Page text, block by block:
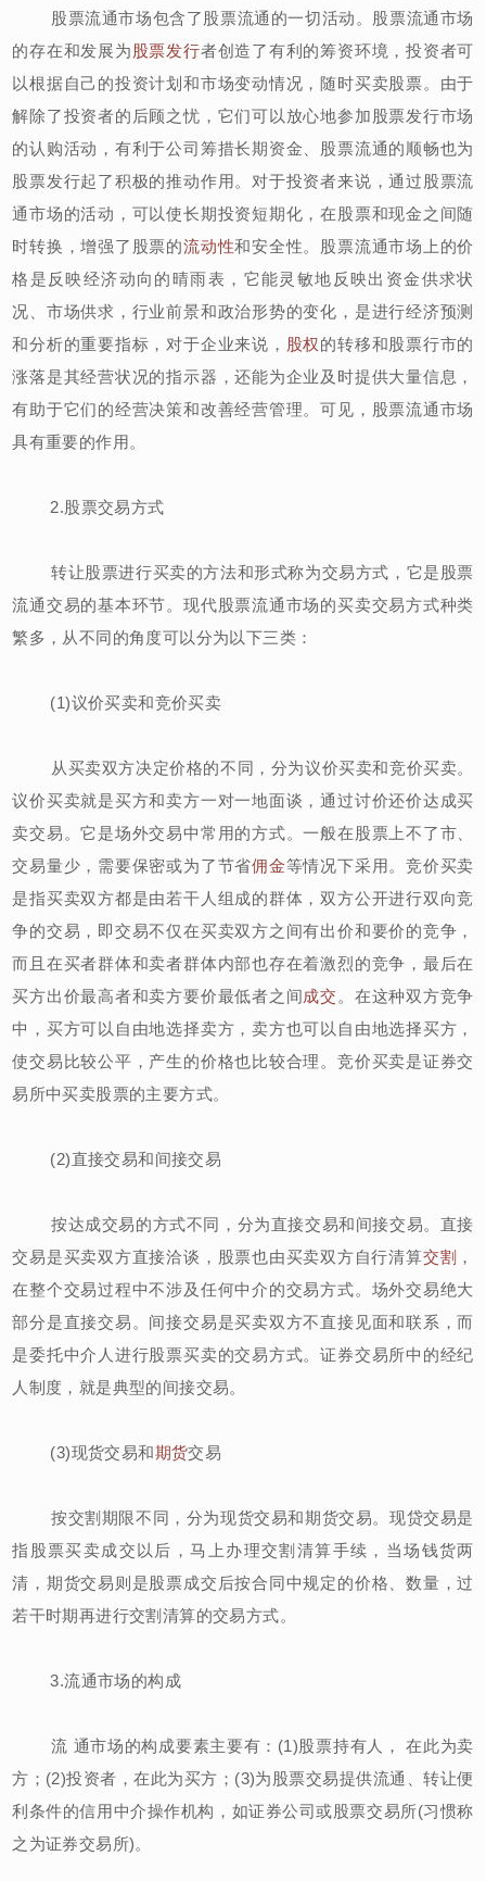
股票流通市场包含了股票流通的一切活动。股票流通市场
的存在和发展为 股票发行者创造了有利的筹资环境，投资者可
以根据自己的投资计划和市场变动情况，随时买卖股票。由于
解除了投资者的后顾之忧，它们可以放心地参加股票发行市场
的认购活动，有利于公司筹措长期资金、股票流通的顺畅也为
股票发行起了积极的推动作用。对于投资者来说，通过股票流
通市场的活动，可以使长期投资短期化，在股票和现金之间随
时转换，增强了股票的流动性和安全性。股票流通市场上的价
格是反映经济动向的晴雨表，它能灵敏地反映出资金供求状
况、市场供求，行业前景和政治形势的变化，是进行经济预测
和分析的重要指标，对于企业来说， 股权的转移和股票行市的
涨落是其经营状况的指示器，还能为企业及时提供大量信息，
有助于它们的经营决策和改善经营管理。可见，股票流通市场
具有重要的作用。
2.股票交易方式
转让股票进行买卖的方法和形式称为交易方式，它是股票
流通交易的基本环节。现代股票流通市场的买卖交易方式种类
繁多，从不同的角度可以分为以下三类：
(1)议价买卖和竞价买卖
从买卖双方决定价格的不同，分为议价买卖和竞价买卖。
议价买卖就是买方和卖方一对一地面谈，通过讨价还价达成买
卖交易。它是场外交易中常用的方式。一般在股票上不了市、
交易量少，需要保密或为了节省佣金等情况下采用。竞价买卖
是指买卖双方都是由若干人组成的群体，双方公开进行双向竞
争的交易，即交易不仅在买卖双方之间有出价和要价的竞争，
而且在买者群体和卖者群体内部也存在着激烈的竞争，最后在
买方出价最高者和卖方要价最低者之间成交 。在这种双方竞争
中，买方可以自由地选择卖方，卖方也可以自由地选择买方，
使交易比较公平，产生的价格也比较合理。竞价买卖是证券交
易所中买卖股票的主要方式。
(2)直接交易和间接交易
按达成交易的方式不同，分为直接交易和间接交易。直接
交易是买卖双方直接洽谈，股票也由买卖双方自行清算交割 ，
在整个交易过程中不涉及任何中介的交易方式。场外交易绝大
部分是直接交易。间接交易是买卖双方不直接见面和联系，而
是委托中介人进行股票买卖的交易方式。证券交易所中的经纪
人制度，就是典型的间接交易。
(3)现货交易和期货交易
按交割期限不同，分为现货交易和期货交易。现贷交易是
指股票买卖成交以后，马上办理交割清算手续，当场钱货两
清，期货交易则是股票成交后按合同中规定的价格、数量，过
若干时期再进行交割清算的交易方式。
3.流通市场的构成
流 通市场的构成要素主要有：(1)股票持有人， 在此为卖
方；(2)投资者，在此为买方；(3)为股票交易提供流通、转让便
利条件的信用中介操作机构，如证券公司或股票交易所(习惯称
之为证券交易所)。